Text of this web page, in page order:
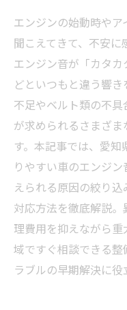
エンジンの始動時や
聞こえてきて、不安
エンジン音が「カタ
どといつもと違う響
不足やベルト類の不
が求められるさまざ
す。本記事では、愛知
りやすい車のエンジ
えられる原因の絞り
対応方法を徹底解説
理費用を抑えながら
域ですぐ相談できる整
ラブルの早期解決に役